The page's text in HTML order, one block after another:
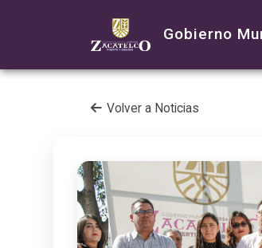
Gobierno
Volver a Noticias